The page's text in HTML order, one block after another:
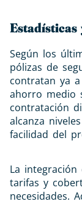
Según los
pólizas de
contratan ya
ahorro medio
contratación
alcanza
facilidad del
La
tarifas y
necesidades.